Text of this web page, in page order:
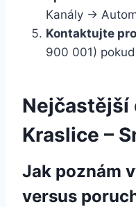
Kanály →
Kontaktujte
900 001)
Nejčastější
Kraslice –
Jak poznám
versus